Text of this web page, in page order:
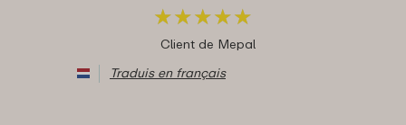
★★★★★
★★★★★
Client de Mepal
Traduis en français